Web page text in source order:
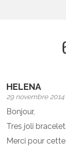
HELENA
29 novembre
Bonjour,
Tres joli bracelet.
Merci pour